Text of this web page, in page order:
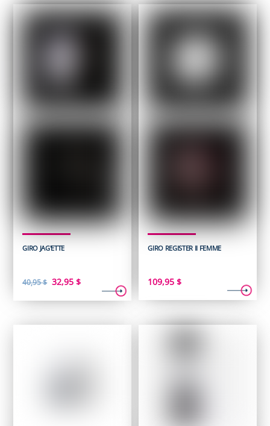
GIRO JAG'ETTE
40,95$ Le
était :
32,95$Le
est :
GIRO REGISTER II FEMME
109,95$